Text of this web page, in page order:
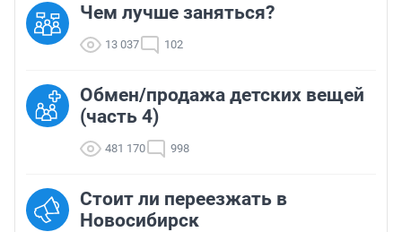
Чем лучше заняться?
13 037 102
Обмен/продажа детских вещей
(часть 4)
481 170 998
Стоит ли переезжать в
Новосибирск